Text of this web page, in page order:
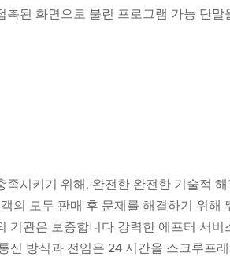
된 화면으로 불린 프로그램 가능 단
시키기 위해, 완전한 완전한 기술적
의 모두 판매 후 문제를 해결하기 위
기관은 보증합니다 강력한 에프터 서비
신 방식과 전임은 24 시간을 스크루프